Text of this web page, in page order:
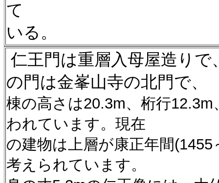
て
いる。
仁王門は重層入母屋造り
の門は金峯山寺の北門で、
棟の高さは20.3m、桁行
われています。現在
の建物は上層が康正年間
考えられています。